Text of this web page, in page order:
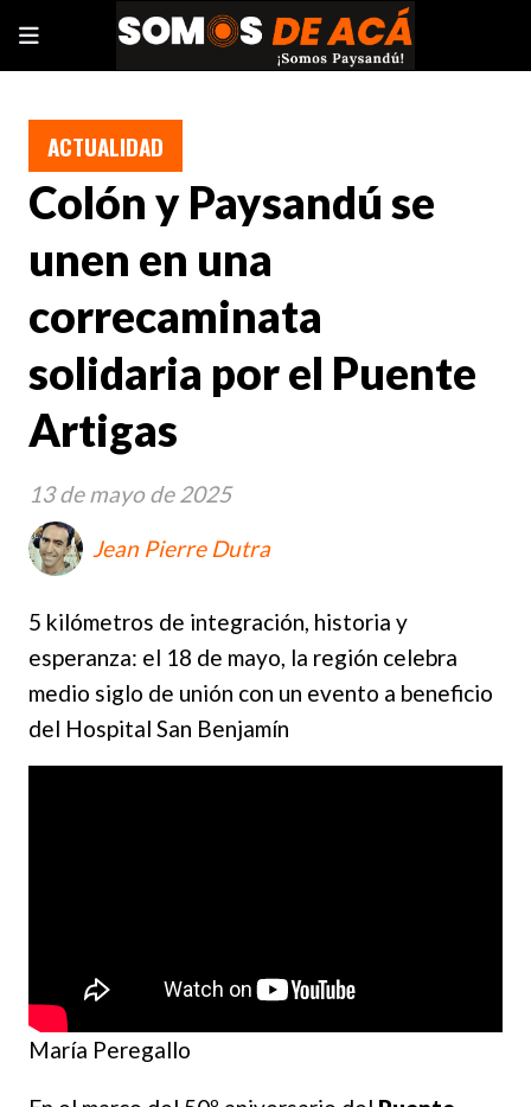
Colón y Paysandú se
unen en una
correcaminata
solidaria por el Puente
Artigas
5 kilómetros de integración, historia y
esperanza: el 18 de mayo, la región celebra
medio siglo de unión con un evento a beneficio
del Hospital San Benjamín
ACTUALIDAD
13 de mayo de 2025
Jean Pierre Dutra
María Peregallo